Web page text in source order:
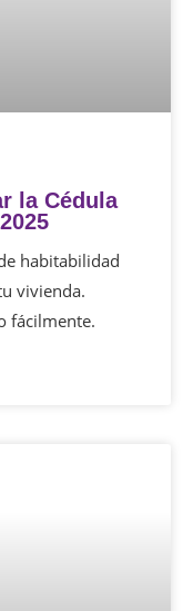
la Cédula
habitabilidad
vivienda.
fácilmente.